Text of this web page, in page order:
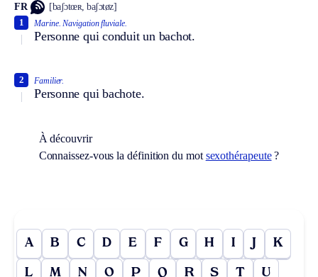
FR [baʃɔtœʀ, baʃɔtøz]
Marine. Navigation fluviale.
Personne qui conduit un bachot.
1
Familier.
Personne qui bachote.
2
À découvrir
Connaissez-vous la définition du mot sexothérapeute?
A B C D E F G H I J K
L M N O P Q R S T U